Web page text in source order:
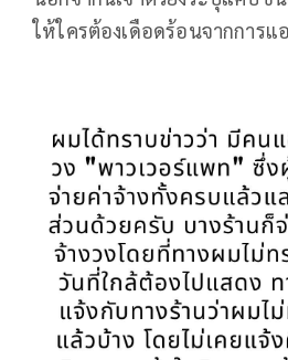
ให้ใครต้องเดือดร้อนจากการ